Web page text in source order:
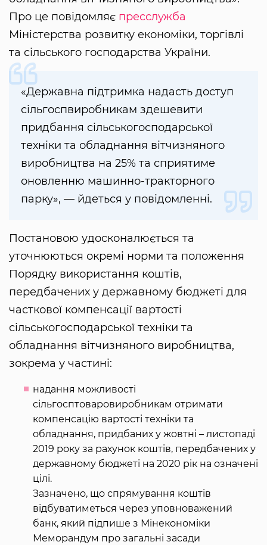
Про це повідомляє пресслужба
Міністерства розвитку економіки, торгівлі
та сільського господарства України.
«Державна підтримка надасть доступ
сільгоспвиробникам здешевити
придбання сільськогосподарської
техніки та обладнання вітчизняного
виробництва на 25% та сприятиме
оновленню машинно-тракторного
парку», — йдеться у повідомленні.
Постановою удосконалюється та
уточнюються окремі норми та положення
Порядку використання коштів,
передбачених у державному бюджеті для
часткової компенсації вартості
сільськогосподарської техніки та
обладнання вітчизняного виробництва,
зокрема у частині:
надання можливості
сільгосптоваровиробникам отримати
компенсацію вартості техніки та
обладнання, придбаних у жовтні – листопаді
2019 року за рахунок коштів, передбачених у
державному бюджеті на 2020 рік на означені
цілі.
Зазначено, що спрямування коштів
відбуватиметься через уповноважений
банк, який підпише з Мінекономіки
Меморандум про загальні засади